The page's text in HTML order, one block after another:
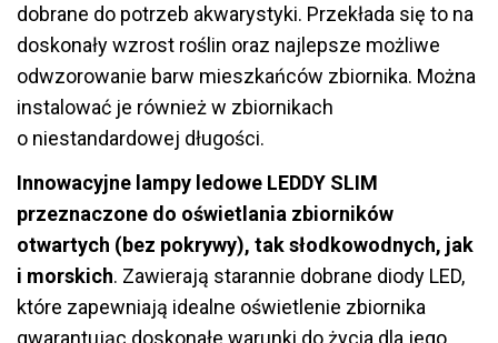
dobrane do potrzeb akwarystyki. Przekłada się to na
doskonały wzrost roślin oraz najlepsze możliwe
odwzorowanie barw mieszkańców zbiornika. Można
instalować je również w zbiornikach
o niestandardowej długości.
Innowacyjne lampy ledowe LEDDY SLIM
przeznaczone do oświetlania zbiorników
otwartych (bez pokrywy), tak słodkowodnych, jak
i morskich. Zawierają starannie dobrane diody LED,
które zapewniają idealne oświetlenie zbiornika
gwarantując doskonałe warunki do życia dla jego